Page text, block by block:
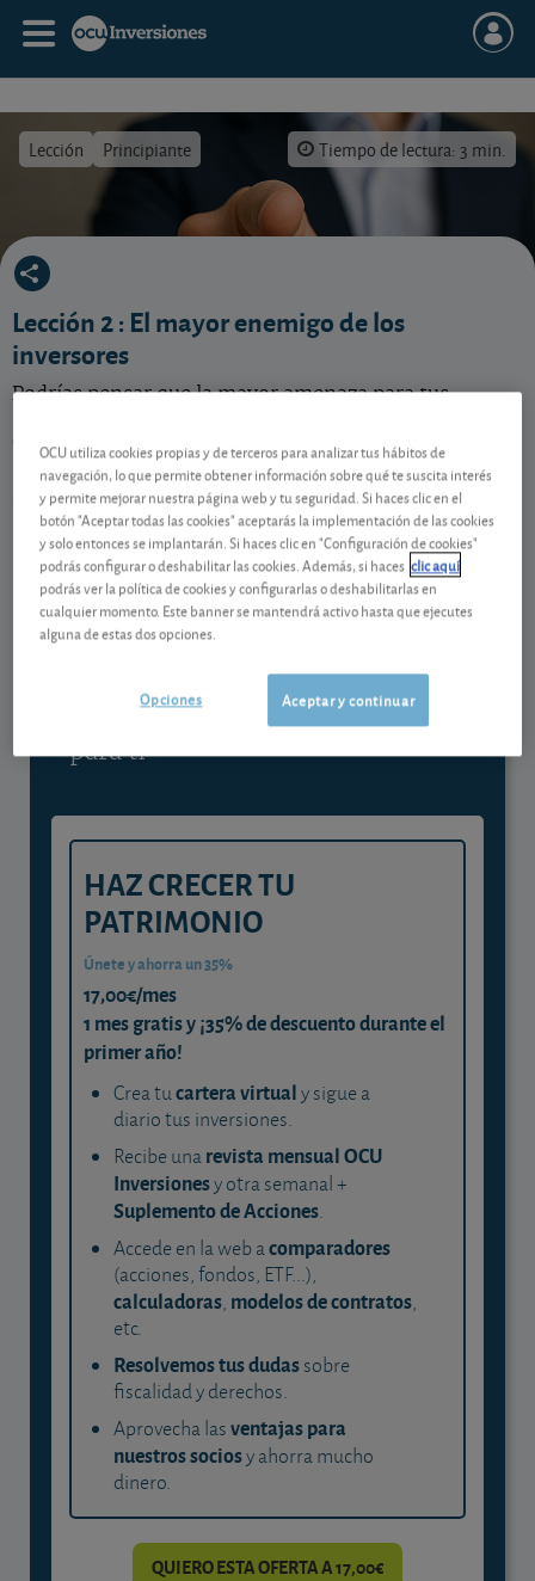
Lección Principiante Tiempo de lectura: 3 min.
El mayor enemigo de los inversores
Lección 2: El mayor enemigo de los
inversores
Podrías pensar que la mayor amenaza para tus
económicas. Pero en realidad, el enemigo más
insidioso y difícil de controlar está dentro de ti: tus
propias emociones y decisiones impulsivas.
Contenido reservado a SOCIOS
Gestiona tu dinero con visión
experta
y consigue que cada euro trabaje
para ti
HAZ CRECER TU
PATRIMONIO
Únete y ahorra un 35%
17,00€/mes
1 mes gratis y ¡35% de descuento durante el
primer año!
Crea tucartera virtualy sigue a
diario tus inversiones.
Recibe unarevista mensual OCU
Inversionesy otra semanal +
Suplemento de Acciones.
Accede en la web acomparadores
(acciones, fondos, ETF...),
calculadoras, modelos de contratos,
etc.
Resolvemos tus dudassobre
fiscalidad y derechos.
Aprovecha lasventajas para
nuestros sociosy ahorra mucho
dinero.
QUIERO ESTA OFERTA A 17,00€
OCU utiliza cookies propias y de terceros para analizar tus hábitos de
navegación, lo que permite obtener información sobre qué te suscita interés
y permite mejorar nuestra página web y tu seguridad. Si haces clic en el
botón "Aceptar todas las cookies" aceptarás la implementación de las cookies
y solo entonces se implantarán. Si haces clic en "Configuración de cookies"
podrás configurar o deshabilitar las cookies. Además, si haces clic aquí
podrás ver la política de cookies y configurarlas o deshabilitarlas en
cualquier momento. Este banner se mantendrá activo hasta que ejecutes
alguna de estas dos opciones.
Aceptar y continuar
Opciones